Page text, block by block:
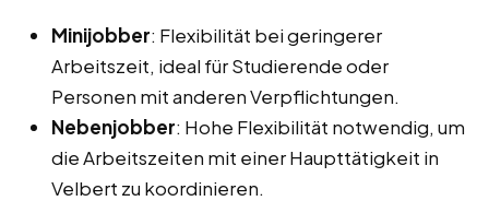
Minijobber: Flexibilität bei geringerer
Arbeitszeit, ideal für Studierende oder
Personen mit anderen Verpflichtungen.
Nebenjobber: Hohe Flexibilität notwendig, um
die Arbeitszeiten mit einer Haupttätigkeit in
Velbert zu koordinieren.